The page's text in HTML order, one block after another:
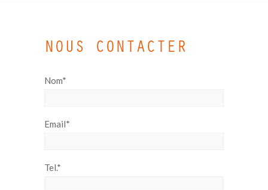
NOUS CONTACTER
Nom*
Email*
Tel.*